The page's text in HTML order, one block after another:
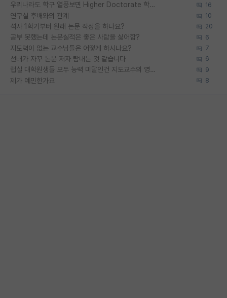
우리나라도 학구 열풍보면 Higher Doctorate 학위가 필요하다고 봅니다. 16
연구실 후배와의 관계 10
석사 1학기부터 원래 논문 작성을 하나요? 20
공부 못했는데 논문실적은 좋은 사람을 싫어함? 6
지도력이 없는 교수님들은 어떻게 하시나요? 7
선배가 자꾸 논문 저자 탐내는 것 같습니다 6
랩실 대학원생들 모두 능력 미달인건 지도교수의 영향 아닌가? 9
제가 예민한가요 8